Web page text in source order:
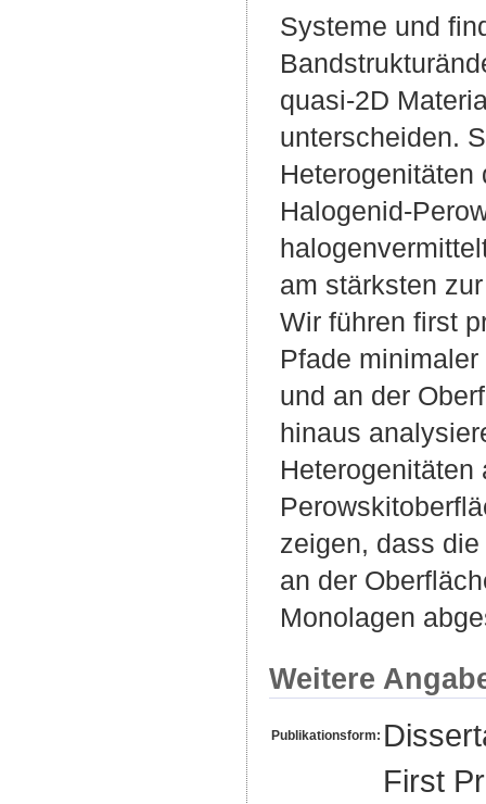
Systeme und
quasi-2D
unterscheiden.
Halogenid-
am stärksten
Wir führen first
Pfade
und an der
hinaus
Heterogenitäten
zeigen, dass
an der
Monolagen
Weitere
Publikationsform:
First